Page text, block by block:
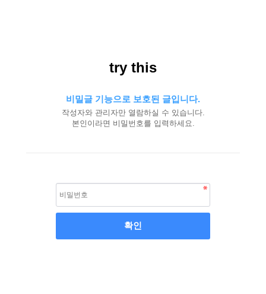
try this
비밀글 기능으로 보호된 글입니다.
작성자와 관리자만 열람하실 수 있습니다.
본인이라면 비밀번호를 입력하세요.